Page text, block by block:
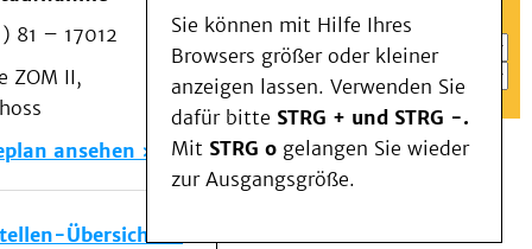
81 – 17012
ZOM II,
ansehen
Übersicht
Sie können mit Hilfe Ihres
Browsers größer oder kleiner
anzeigen lassen. Verwenden Sie
dafür bitte STRG + und STRG -.
Mit STRG o gelangen Sie wieder
zur Ausgangsgröße.
Als Patient am UKD
Beratung und Unterstützung
Veranstaltungen
Kommunikation im Medizinwesen (KIM)
Notfall
Forschung & Lehre
Die Institute des UKD